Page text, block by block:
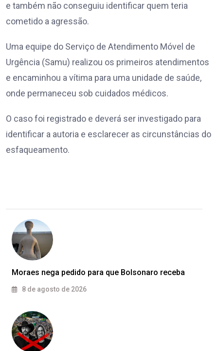
e também não conseguiu identificar quem teria
cometido a agressão.
Uma equipe do Serviço de Atendimento Móvel de
Urgência (Samu) realizou os primeiros atendimentos
e encaminhou a vítima para uma unidade de saúde,
onde permaneceu sob cuidados médicos.
O caso foi registrado e deverá ser investigado para
identificar a autoria e esclarecer as circunstâncias do
esfaqueamento.
Moraes nega pedido para que Bolsonaro receba
8 de agosto de 2026